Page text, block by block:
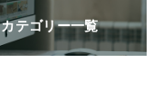
カテゴリー一覧